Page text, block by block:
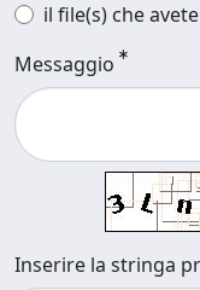
il file(s) che
Messaggio
Inserire la stringa